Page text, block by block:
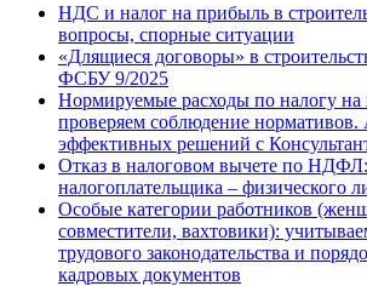
НДС и налог на прибыль в
вопросы, спорные ситуации
«Длящиеся договоры» в
ФСБУ 9/2025
Нормируемые расходы по налогу на
проверяем соблюдение
эффективных решений с
Отказ в налоговом вычете по
налогоплательщика – физического
Особые категории работников
совместители, вахтовики):
трудового законодательства и
кадровых документов